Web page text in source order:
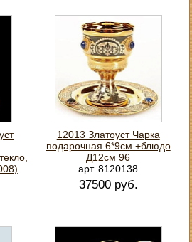
12013 Златоуст Чарка
подарочная 6*9см +блюдо
Д12см 96
арт. 8120138
37500 руб.